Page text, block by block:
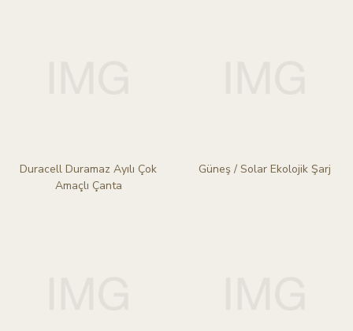
Duracell Duramaz Ayılı Çok
Amaçlı Çanta
Güneş / Solar Ekolojik Şarj